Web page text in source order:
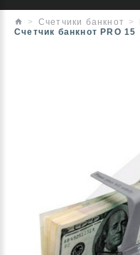
Счетчики банкнот
Счетчик банкнот PRO 15